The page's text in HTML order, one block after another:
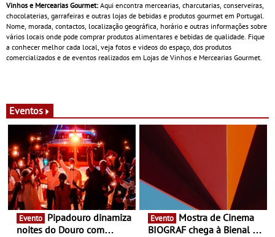
Vinhos e Mercearias Gourmet: Aqui encontra mercearias, charcutarias, conserveiras,
chocolaterias, garrafeiras e outras lojas de bebidas e produtos gourmet em Portugal.
Nome, morada, contactos, localização geográfica, horário e outras informações sobre
vários locais onde pode comprar produtos alimentares e bebidas de qualidade. Fique
a conhecer melhor cada local, veja fotos e videos do espaço, dos produtos
comercializados e de eventos realizados em Lojas de Vinhos e Mercearias Gourmet.
Eventos
Evento
noites do Douro com
Evento
BIOGRAF chega à Bienal de